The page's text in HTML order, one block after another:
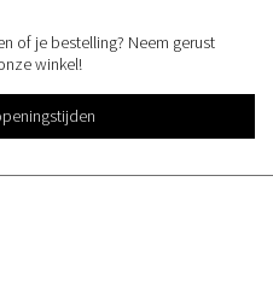
of je bestelling? Neem gerust
winkel!